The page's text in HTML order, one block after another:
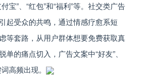
宝”、“红包”和“福利”等。 社交类广告
起受众的共鸣，通过情感疗愈系短
等套路，从用户群体想要免费获取真
单的痛点切入，广告文案中“好友”、
高频出现。